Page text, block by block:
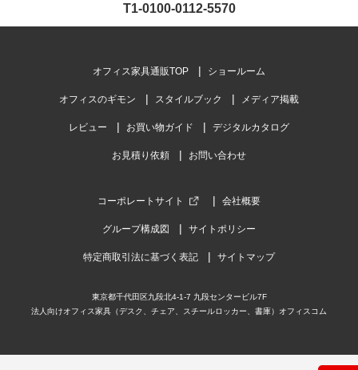
T1-0100-0112-5570
オフィス家具通販TOP ショールーム
オフィスのギモン スタイルブック メディア掲載
レビュー お買い物ガイド デジタルカタログ
お見積り依頼 お問い合わせ
コーポレートサイト 会社概要
グループ構成図 サイトポリシー
特定商取引法に基づく表記 サイトマップ
東京都千代田区九段北4-1-7 九段センタービル7F
法人向けオフィス家具（デスク、チェア、スチールロッカー、書庫）オフィスコム